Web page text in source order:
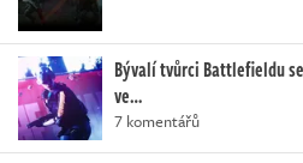
Bývalí tvůrci Battlefieldu
ve…
7 komentářů